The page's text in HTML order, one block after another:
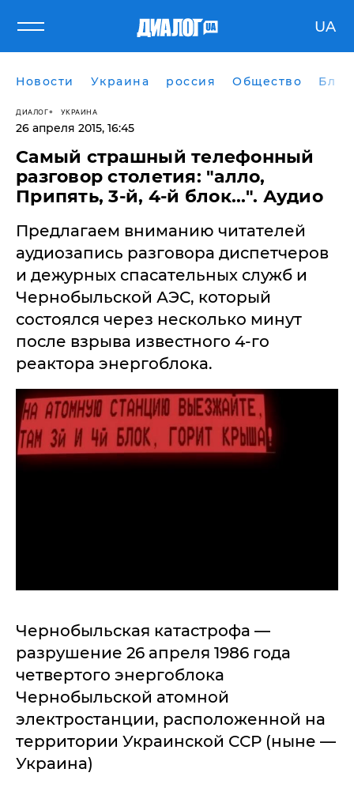
UA
Новости Украина россия Общество
ДИАЛОГ УКРАИНА
26 апреля 2015, 16:45
Самый страшный телефонный
разговор столетия: "алло,
Припять, 3-й, 4-й блок...". Аудио
Предлагаем вниманию читателей
аудиозапись разговора диспетчеров
и дежурных спасательных служб и
Чернобыльской АЭС, который
состоялся через несколько минут
после взрыва известного 4-го
реактора энергоблока.
Чернобыльская катастрофа —
разрушение 26 апреля 1986 года
четвертого энергоблока
Чернобыльской атомной
электростанции, расположенной на
территории Украинской ССР (ныне —
Украина)